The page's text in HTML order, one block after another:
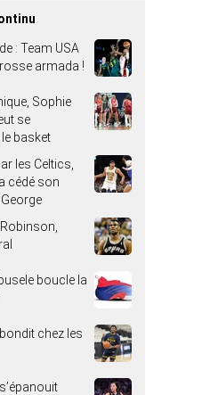
: Team USA
armada !
Sophie
se
basket
les Celtics,
cédé son
boucle la
chez les